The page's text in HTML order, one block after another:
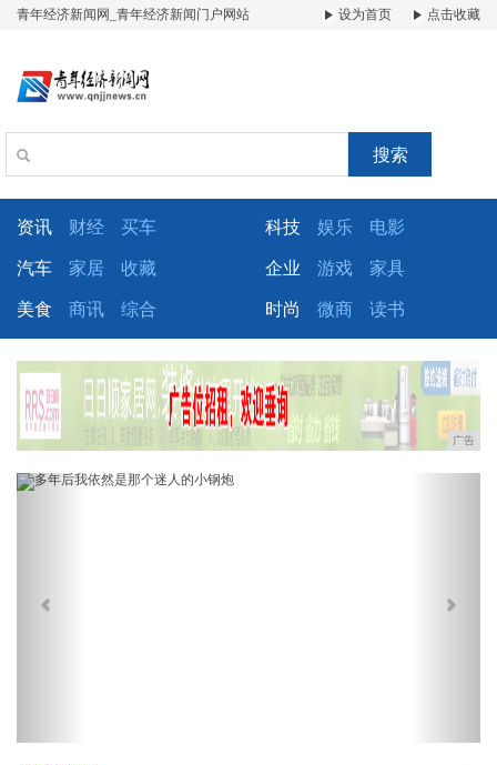
青年经济新闻网_青年经济新闻门户网站 设为首页 点击收藏
搜索
资讯 财经 买车 科技 娱乐 电影
汽车 家居 收藏 企业 游戏 家具
美食 商讯 综合 时尚 微商 读书
广告
Previous